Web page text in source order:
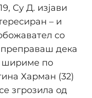
Су Д. изјави
– и
со
дека
шириме по
Харман (32)
згрозила од